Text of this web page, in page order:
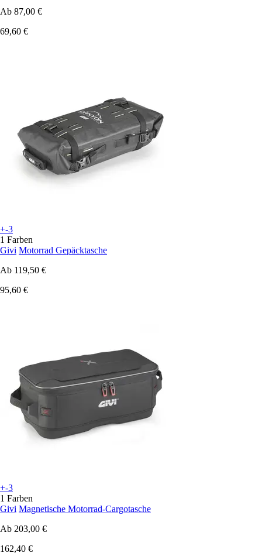
Ab 87,00 €
69,60 €
+-3
1 Farben
Givi Motorrad Gepäcktasche
Ab 119,50 €
95,60 €
+-3
1 Farben
Givi Magnetische Motorrad-Cargotasche
Ab 203,00 €
162,40 €